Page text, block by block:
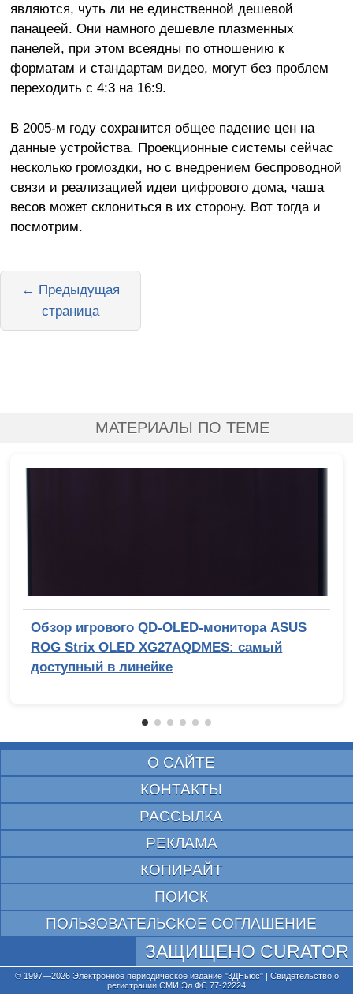
являются, чуть ли не единственной дешевой
панацеей. Они намного дешевле плазменных
панелей, при этом всеядны по отношению к
форматам и стандартам видео, могут без проблем
переходить с 4:3 на 16:9.
В 2005-м году сохранится общее падение цен на
данные устройства. Проекционные системы сейчас
несколько громоздки, но с внедрением беспроводной
связи и реализацией идеи цифрового дома, чаша
весов может склониться в их сторону. Вот тогда и
посмотрим.
← Предыдущая
страница
МАТЕРИАЛЫ ПО ТЕМЕ
Обзор игрового QD-OLED-монитора ASUS
ROG Strix OLED XG27AQDMES: самый
доступный в линейке
О САЙТЕ
КОНТАКТЫ
РАССЫЛКА
РЕКЛАМА
КОПИРАЙТ
ПОИСК
ПОЛЬЗОВАТЕЛЬСКОЕ СОГЛАШЕНИЕ
ЗАЩИЩЕНО CURATOR
© 1997—2026 Электронное периодическое издание "3ДНьюс" | Свидетельство о
регистрации СМИ Эл ФС 77-22224